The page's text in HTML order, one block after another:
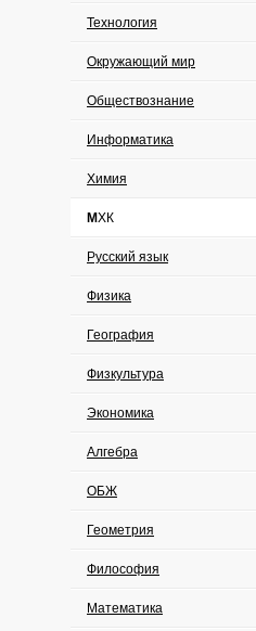
Технология
Окружающий мир
Обществознание
Информатика
Химия
МХК
Русский язык
Физика
География
Физкультура
Экономика
Алгебра
ОБЖ
Геометрия
Философия
Математика